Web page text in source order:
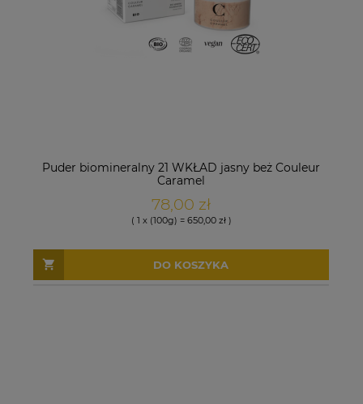
Puder biomineralny 21 WKŁAD jasny beż Couleur
Caramel
78,00 zł
( 1 x (100g) = 650,00 zł )
DO KOSZYKA